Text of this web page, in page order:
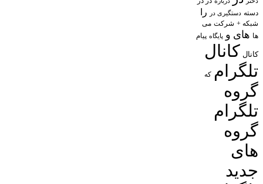
دسته دستگیری در را
شبکه + شرکت می
ها های و پایگاه پیام
کانال کانال
تلگرام که
گروه
تلگرام
گروه
های
جدید